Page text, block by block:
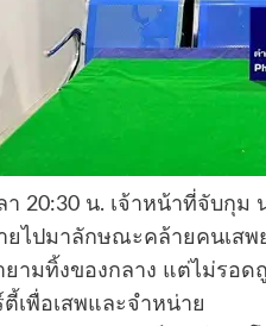
า 20:30 น. เจ้าหน้าที่จับกุม
ยไปมาลักษณะคล้ายคนเสพ
ามทิ้งของกลาง แต่ไม่รอ
เพื่อเสพและจำหน่าย